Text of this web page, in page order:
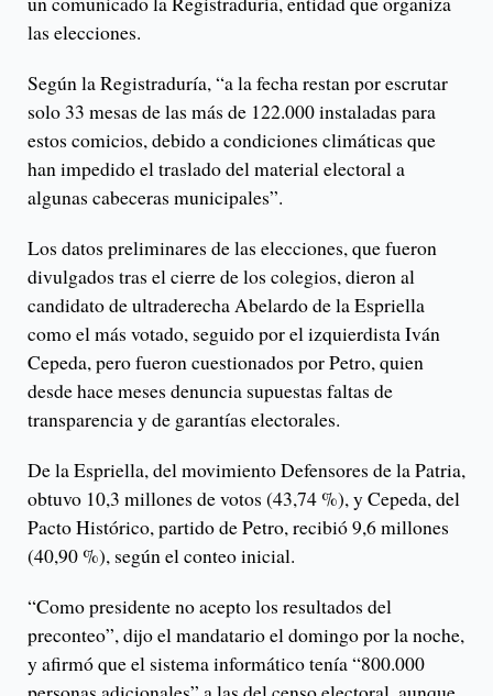
las elecciones.
Según la Registraduría, “a la fecha restan por escrutar
solo 33 mesas de las más de 122.000 instaladas para
estos comicios, debido a condiciones climáticas que
han impedido el traslado del material electoral a
algunas cabeceras municipales”.
Los datos preliminares de las elecciones, que fueron
divulgados tras el cierre de los colegios, dieron al
candidato de ultraderecha Abelardo de la Espriella
como el más votado, seguido por el izquierdista Iván
Cepeda, pero fueron cuestionados por Petro, quien
desde hace meses denuncia supuestas faltas de
transparencia y de garantías electorales.
De la Espriella, del movimiento Defensores de la Patria,
obtuvo 10,3 millones de votos (43,74 %), y Cepeda, del
Pacto Histórico, partido de Petro, recibió 9,6 millones
(40,90 %), según el conteo inicial.
“Como presidente no acepto los resultados del
preconteo”, dijo el mandatario el domingo por la noche,
y afirmó que el sistema informático tenía “800.000